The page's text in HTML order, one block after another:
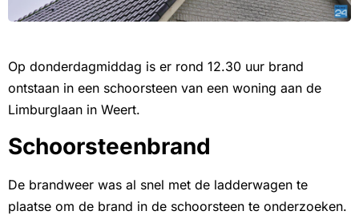
Op donderdagmiddag is er rond 12.30 uur brand
ontstaan in een schoorsteen van een woning aan de
Limburglaan in Weert.
Schoorsteenbrand
De brandweer was al snel met de ladderwagen te
plaatse om de brand in de schoorsteen te onderzoeken.